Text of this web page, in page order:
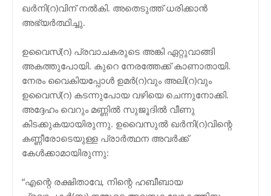
ഖര്‍നി(റ)വിന് നല്‍കി. അതെടുത്ത് ധരിക്കാന്‍
അഭ്യര്‍ത്ഥിച്ചു.
ഉവൈസ്(റ) പ്രവാചകരുടെ അങ്കി ഏറ്റുവാങ്ങി
അകത്തുപോയി. കുറെ നേരത്തേക്ക് കാണാതായി.
നേരം വൈകിയപ്പോള്‍ ഉമര്‍(റ)വും അലി(റ)വും
ഉവൈസ്(റ) കടന്നുപോയ വഴിയെ ചെന്നുനോക്കി.
അദ്ദേഹം വെറും മണ്ണില്‍ സുജൂദില്‍ വീണു
കിടക്കുകയായിരുന്നു. ഉവൈസുല്‍ ഖര്‍നി(റ)വിന്റെ
കണ്ണീരോടെയുള്ള പ്രാര്‍ത്ഥന അവര്‍ക്ക്
കേള്‍ക്കാമായിരുന്നു:
“എന്റെ രക്ഷിതാവേ, നിന്റെ ഹബീബായ